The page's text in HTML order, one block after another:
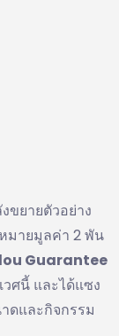
ขยายตัวอย่าง
มายมูลค่า 2 พัน
Guarantee
วศนี้ และได้แซง
ดและกิจกรรม